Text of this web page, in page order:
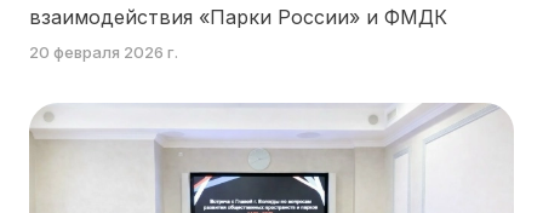
взаимодействия «Парки России» и ФМДК
20 февраля 2026 г.